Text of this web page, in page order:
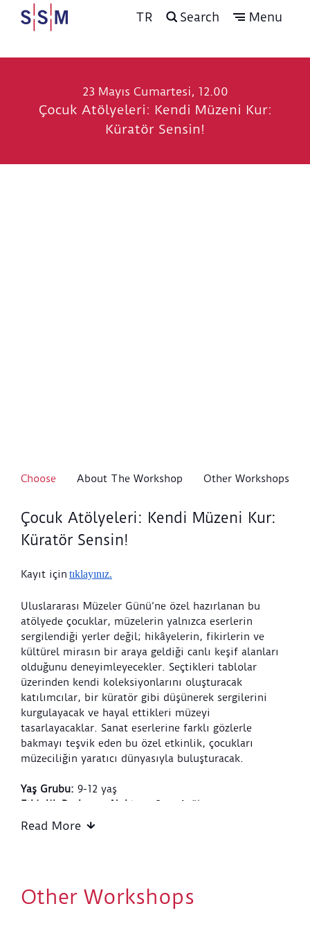
TR Search Menu
23 Mayıs Cumartesi, 12.00
Çocuk Atölyeleri: Kendi Müzeni Kur:
Küratör Sensin!
Choose About The Workshop Other Workshops
Çocuk Atölyeleri: Kendi Müzeni Kur:
Küratör Sensin!
Kayıt için tıklayınız.
Uluslararası Müzeler Günü’ne özel hazırlanan bu
atölyede çocuklar, müzelerin yalnızca eserlerin
sergilendiği yerler değil; hikâyelerin, fikirlerin ve
kültürel mirasın bir araya geldiği canlı keşif alanları
olduğunu deneyimleyecekler. Seçtikleri tablolar
üzerinden kendi koleksiyonlarını oluşturacak
katılımcılar, bir küratör gibi düşünerek sergilerini
kurgulayacak ve hayal ettikleri müzeyi
tasarlayacaklar. Sanat eserlerine farklı gözlerle
bakmayı teşvik eden bu özel etkinlik, çocukları
müzeciliğin yaratıcı dünyasıyla buluşturacak.
Yaş Grubu: 9-12 yaş
Etkinlik Başlangıç Noktası:
Sera Atölye
Etkinlik Bitiş Noktası:
Atölye Kuralları:
Bu atölye, Uluslararası Müzeler Günü kapsamında
Read More
Other Workshops